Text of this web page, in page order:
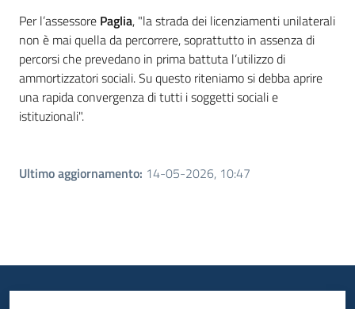
Per l’assessore Paglia, "la strada dei licenziamenti unilaterali
non è mai quella da percorrere, soprattutto in assenza di
percorsi che prevedano in prima battuta l’utilizzo di
ammortizzatori sociali. Su questo riteniamo si debba aprire
una rapida convergenza di tutti i soggetti sociali e
istituzionali".
Ultimo aggiornamento: 14-05-2026, 10:47